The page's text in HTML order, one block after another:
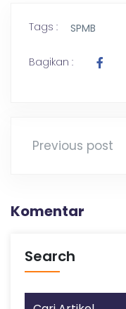
Tags : SPMB
Bagikan :
Previous post
Komentar
Search